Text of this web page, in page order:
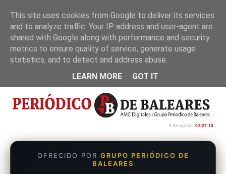
Inicio Nosotros Política de privacidad
9 de agosto 08:27:11
OFRECIDO POR GRUPO PERIÓDICO DE
BALEARES
This site uses cookies from Google to deliver its services
and to analyze traffic. Your IP address and user-agent are
shared with Google along with performance and security
metrics to ensure quality of service, generate usage
statistics, and to detect and address abuse.
LEARN MORE
GOT IT